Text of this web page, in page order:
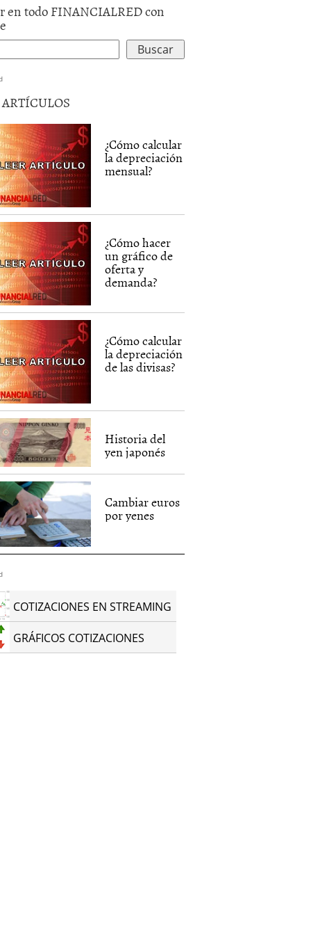
en todo FINANCIALRED con
ARTÍCULOS
¿Cómo calcular
la depreciación
mensual?
¿Cómo hacer
un gráfico de
oferta y
demanda?
¿Cómo calcular
la depreciación
de las divisas?
Historia del
yen japonés
Cambiar euros
por yenes
COTIZACIONES EN STREAMING
GRÁFICOS COTIZACIONES